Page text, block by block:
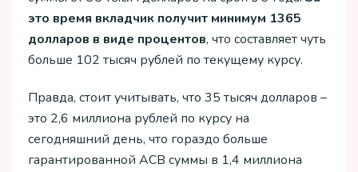
это время вкладчик получит минимум 1365
долларов в виде процентов, что составляет чуть
больше 102 тысяч рублей по текущему курсу.
Правда, стоит учитывать, что 35 тысяч долларов –
это 2,6 миллиона рублей по курсу на
сегодняшний день, что гораздо больше
гарантированной АСВ суммы в 1,4 миллиона